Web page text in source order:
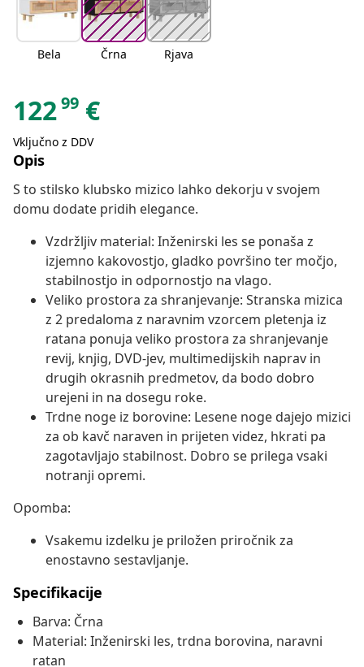
Bela Črna Rjava
12299 €
Vključno z DDV
Opis
S to stilsko klubsko mizico lahko dekorju v svojem
domu dodate pridih elegance.
Vzdržljiv material: Inženirski les se ponaša z
izjemno kakovostjo, gladko površino ter močjo,
stabilnostjo in odpornostjo na vlago.
Veliko prostora za shranjevanje: Stranska mizica
z 2 predaloma z naravnim vzorcem pletenja iz
ratana ponuja veliko prostora za shranjevanje
revij, knjig, DVD-jev, multimedijskih naprav in
drugih okrasnih predmetov, da bodo dobro
urejeni in na dosegu roke.
Trdne noge iz borovine: Lesene noge dajejo mizici
za ob kavč naraven in prijeten videz, hkrati pa
zagotavljajo stabilnost. Dobro se prilega vsaki
notranji opremi.
Opomba:
Vsakemu izdelku je priložen priročnik za
enostavno sestavljanje.
Specifikacije
Barva: Črna
Material: Inženirski les, trdna borovina, naravni
ratan